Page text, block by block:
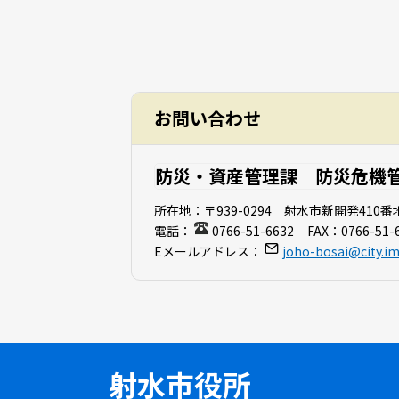
お問い合わせ
防災・資産管理課 防災危機
所在地： 〒939-0294 射水市新開発410番
電話：
0766-51-6632 FAX： 0766-51-
Eメールアドレス：
joho-
射水市役所